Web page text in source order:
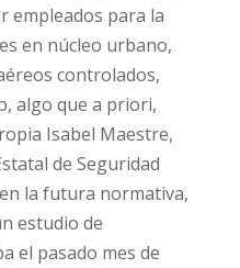
empleados para la
en núcleo urbano,
controlados,
algo que a priori,
Isabel Maestre,
de Seguridad
la futura normativa,
estudio de
el pasado mes de